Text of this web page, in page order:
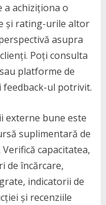
achiziționa o
și rating-urile altor
asupra
Poți consulta
platforme de
ul potrivit.
externe bune este
suplimentară de
capacitatea,
de încărcare,
indicatorii de
și recenziile